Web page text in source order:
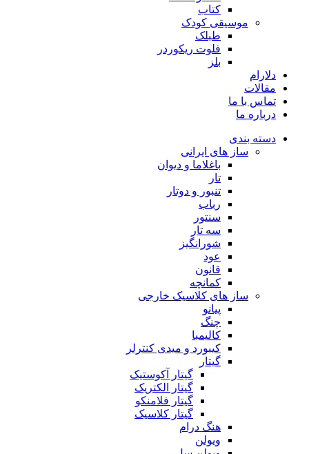
کتاب
موسیقی کودک
طبلک
فلوت ریکوردر
بلز
دلارام
مقالات
تماس با ما
درباره ما
دسته بندی
ساز های ایرانی
باغلاما و دیوان
تار
تنبور و دوتار
رباب
سنتور
سه تار
شورانگیز
عود
قانون
کمانچه
ساز های کلاسیک خارجی
پیانو
چنگ
کالیمبا
کیبورد و میدی کنترلر
گیتار
گیتار آکوستیک
گیتار الکتریک
گیتار فلامنکو
گیتار کلاسیک
هنگ درام
ویولن